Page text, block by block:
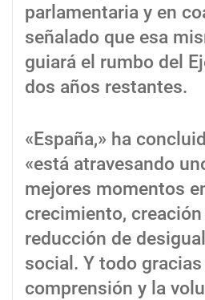
parlamentaria y en
señalado que esa
guiará el rumbo del
dos años restantes.
«España,» ha
«está atravesando
mejores momentos
crecimiento,
reducción de
social. Y todo
comprensión y la